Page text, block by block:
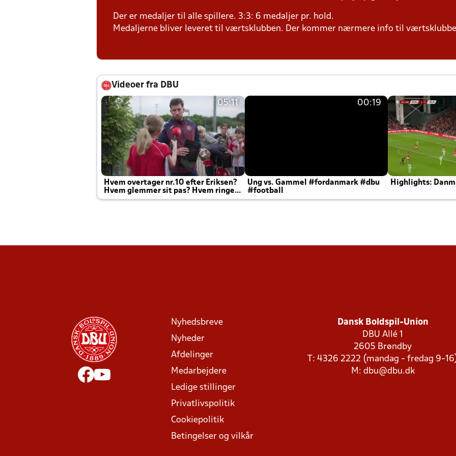
Der er medaljer til alle spillere. 3:3: 6 medaljer pr. hold.
Medaljerne bliver leveret til værtsklubben. Der kommer nærmere info til
Videoer fra DBU
05:11
Hvem overtager nr.10 efter Eriksen?
Hvem glemmer sit pas? Hvem ringer
Joachim altid til efter kampe?
00:19
Ung vs. Gammel #fordanmark #dbu
#football
Highlights:
Nyhedsbreve
Nyheder
Afdelinger
Medarbejdere
Ledige stillinger
Privatlivspolitik
Cookiepolitik
Betingelser og vilkår
Dansk Boldspil-Union
DBU Allé 1
2605 Brøndby
T: 4326 2222 (mandag - fredag 9-
M: dbu@dbu.dk